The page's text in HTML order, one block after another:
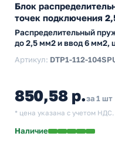
Блок
точек подключения
Распределительный
до 2,5 мм2 и ввод 6 мм2,
Артикул: DTP1-112-
850,58 р.за 1 шт
* цена указана с учетом НДС.
Наличие